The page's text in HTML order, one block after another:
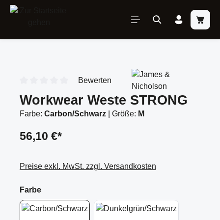
springen
Durchschnittliche Bewertung von 0 von 5 Sternen
Bewerten
Workwear Weste STRONG
Farbe: Carbon/Schwarz Größe: M
56,10 €*
Preise exkl. MwSt. zzgl. Versandkosten
Farbe